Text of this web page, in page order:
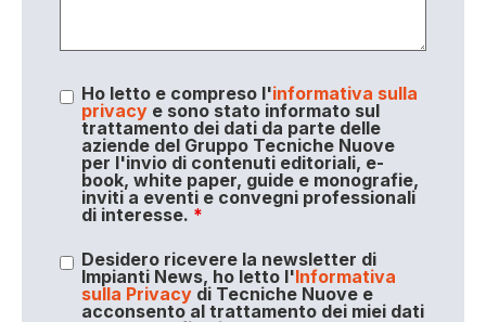
Ho letto e compreso l'informativa sulla
privacye sono stato informato sul
trattamento dei dati da parte delle
aziende del Gruppo Tecniche Nuove
per l'invio di contenuti editoriali, e-
book, white paper, guide e monografie,
inviti a eventi e convegni professionali
di interesse. *
Desidero ricevere la newsletter di
Impianti News, ho letto l'Informativa
sulla Privacydi Tecniche Nuove e
acconsento al trattamento dei miei dati